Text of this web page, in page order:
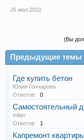
26 июл 2022
(Вы
Предыдущие темы
Где купить бетон
Юлия Гончарова
Ответов:
0
Самостоятельный
milan
Ответов:
1
Капремонт